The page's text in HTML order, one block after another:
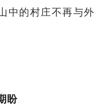
中的村庄不再与外
盼